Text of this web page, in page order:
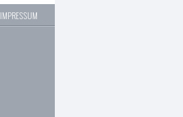
IMPRESSUM